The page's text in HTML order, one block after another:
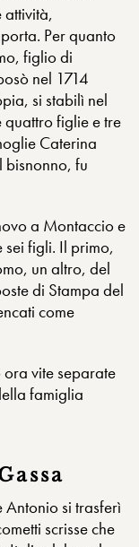
attività,
Per quanto
figlio di
nel 1714
si stabilì nel
figlie e tre
Caterina
bisnonno, fu
a Montaccio e
figli. Il primo,
un altro, del
di Stampa del
come
vite separate
famiglia
si trasferì
scrisse che